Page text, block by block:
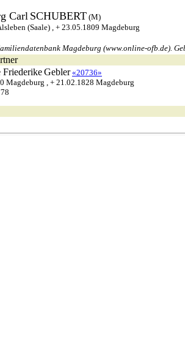
Carl SCHUBERT (M)
(Saale) , + 23.05.1809 Magdeburg
Magdeburg (www.online-ofb.de).
FriederikeGebler «20736»
Magdeburg , + 21.02.1828 Magdeburg